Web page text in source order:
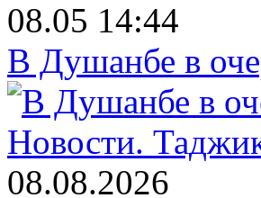
08.05 14:44
В Душанбе в
Новости.
08.08.2026